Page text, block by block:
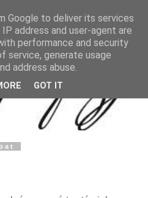
Google to deliver its services
address and user-agent are
performance and security
service, generate usage
address abuse.
GOT IT